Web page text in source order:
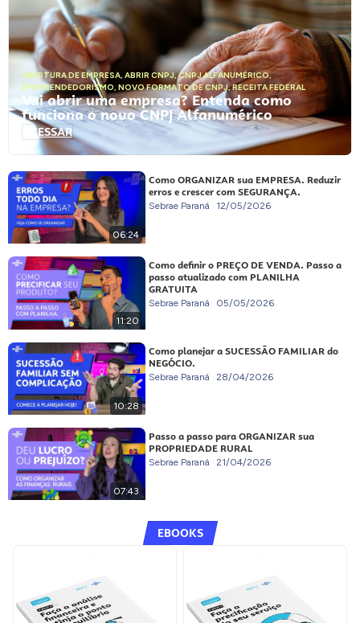
ABERTURA DE EMPRESA, ABRIR CNPJ,CNPJ ALFANUMÉRICO,
EMPREENDEDORISMO, NOVO FORMATO DE CNPJ,RECEITA FEDERAL
Vai abrir uma empresa? Entenda como
funciona o novo CNPJ Alfanumérico
ACESSAR
06:24
Como ORGANIZAR sua EMPRESA. Reduzir
erros e crescer com SEGURANÇA.
Sebrae Paraná 12/05/2026
11:20
Como definir o PREÇO DE VENDA. Passo a
passo atualizado com PLANILHA
GRATUITA
Sebrae Paraná 05/05/2026
10:28
Como planejar a SUCESSÃO FAMILIAR do
NEGÓCIO.
Sebrae Paraná 28/04/2026
07:43
Passo a passo para ORGANIZAR sua
PROPRIEDADE RURAL
Sebrae Paraná 21/04/2026
EBOOKS